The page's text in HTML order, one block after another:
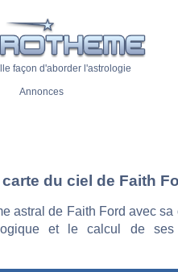
façon d'aborder l'astrologie
Annonces
du ciel de Faith
astral de Faith Ford avec sa
et le calcul de ses